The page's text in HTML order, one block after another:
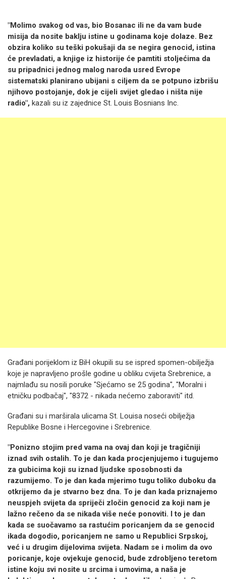
"Molimo svakog od vas, bio Bosanac ili ne da vam bude
misija da nosite baklju istine u godinama koje dolaze. Bez
obzira koliko su teški pokušaji da se negira genocid, istina
će prevladati, a knjige iz historije će pamtiti stoljećima da
su pripadnici jednog malog naroda usred Evrope
sistematski planirano ubijani s ciljem da se potpuno izbrišu
njihovo postojanje, dok je cijeli svijet gledao i ništa nije
radio", kazali su iz zajednice St. Louis Bosnians Inc.
Građani porijeklom iz BiH okupili su se ispred spomen-obilježja
koje je napravljeno prošle godine u obliku cvijeta Srebrenice, a
najmlađu su nosili poruke "Sjećamo se 25 godina", "Moralni i
etničku podbačaj", "8372 - nikada nećemo zaboraviti" itd.
Građani su i marširala ulicama St. Louisa noseći obilježja
Republike Bosne i Hercegovine i Srebrenice.
"Ponizno stojim pred vama na ovaj dan koji je tragičniji
iznad svih ostalih. To je dan kada procjenjujemo i tugujemo
za gubicima koji su iznad ljudske sposobnosti da
razumijemo. To je dan kada mjerimo tugu toliko duboku da
otkrijemo da je stvarno bez dna. To je dan kada priznajemo
neuspjeh svijeta da spriječi zločin genocid za koji nam je
lažno rečeno da se nikada više neće ponoviti. I to je dan
kada se suočavamo sa rastućim poricanjem da se genocid
ikada dogodio, poricanjem ne samo u Republici Srpskoj,
već i u drugim dijelovima svijeta. Nadam se i molim da ovo
poricanje, koje ovjekuje genocid, bude zdrobljeno teretom
istine koju svi nosite u srcima i umovima, a naša je